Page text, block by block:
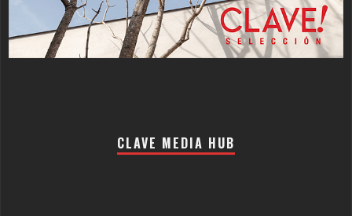
CLAVE MEDIA HUB